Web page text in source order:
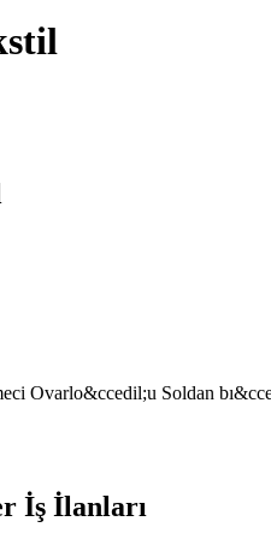
Ovarlo&ccedil;u Soldan
İş İlanları